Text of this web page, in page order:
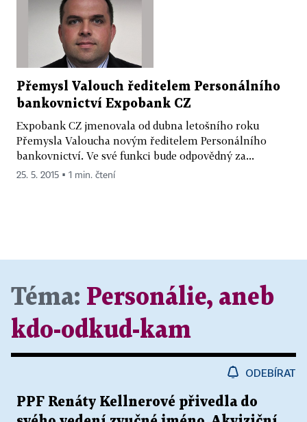
Přemysl Valouch ředitelem Personálního
bankovnictví Expobank CZ
Expobank CZ jmenovala od dubna letošního roku
Přemysla Valoucha novým ředitelem Personálního
bankovnictví. Ve své funkci bude odpovědný za...
25. 5. 2015 ▪ 1 min. čtení
Téma: Personálie, aneb
kdo-odkud-kam
ODEBÍRAT
PPF Renáty Kellnerové přivedla do